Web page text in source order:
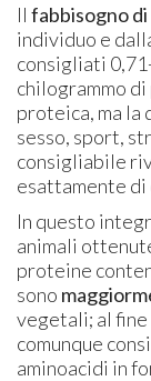
Ilfabbisogno
individuo e
consigliati
chilogrammo
proteica, ma la
sesso, sport,
consigliabile
esattamente di
In questo
animali
proteine
sono
vegetali; al
comunque
aminoacidi in